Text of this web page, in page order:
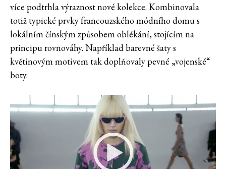
více podtrhla výraznost nové kolekce. Kombinovala
totiž typické prvky francouzského módního domu s
lokálním čínským způsobem oblékání, stojícím na
principu rovnováhy. Například barevné šaty s
květinovým motivem tak doplňovaly pevné „vojenské“
boty.